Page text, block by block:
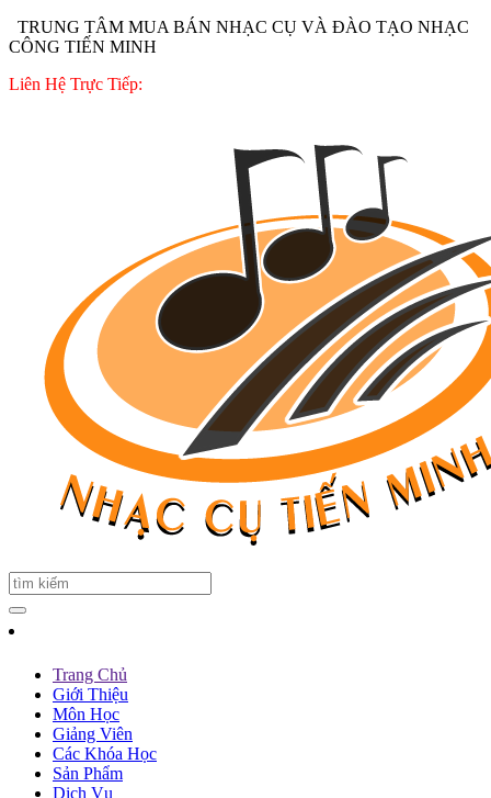
TRUNG TÂM MUA BÁN NHẠC CỤ VÀ ĐÀO TẠO NHẠC
CÔNG TIẾN MINH
Liên Hệ Trực Tiếp:
Trang Chủ
Giới Thiệu
Môn Học
Giảng Viên
Các Khóa Học
Sản Phẩm
Dịch Vụ